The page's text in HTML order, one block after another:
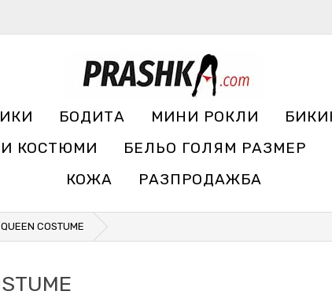
БОДИТА МИНИ РОКЛИ
КОСТЮМИ БЕЛЬО ГОЛЯМ РАЗМЕР
КОЖА
РАЗПРОДАЖБА
COSTUME